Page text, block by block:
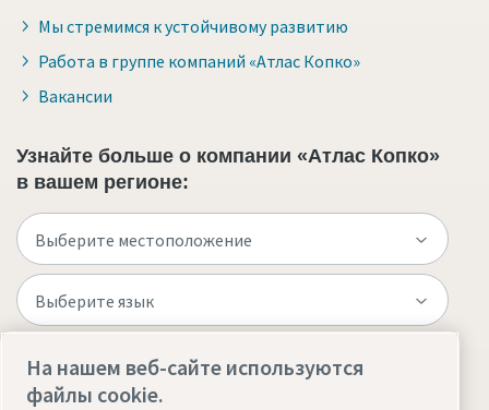
Мы стремимся к устойчивому развитию
Работа в группе компаний «Атлас Копко»
Вакансии
Узнайте больше о компании «Атлас Копко»
в вашем регионе:
Посетите веб-сайт
На нашем веб-сайте используются
файлы cookie.